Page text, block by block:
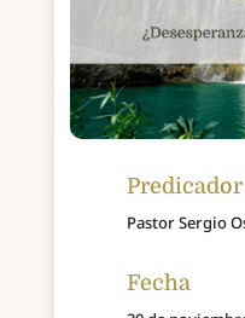
Predicador
Pastor Sergio
Fecha